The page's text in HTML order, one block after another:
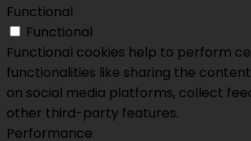
Functional
Functional
Functional cookies help to perform
functionalities like sharing the
on social media platforms, collect
other third-party features.
Performance